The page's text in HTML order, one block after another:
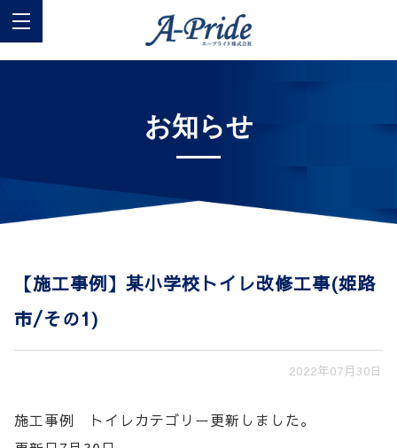
お知らせ
【施工事例】某小学校トイレ改修工事(姫路
市/その1)
2022年07月30日
施工事例 トイレカテゴリー更新しました。